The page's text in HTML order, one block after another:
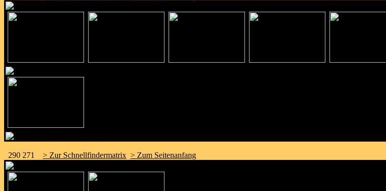
290 271 > Zur Schnellfindermatrix > Zum Seitenanfang